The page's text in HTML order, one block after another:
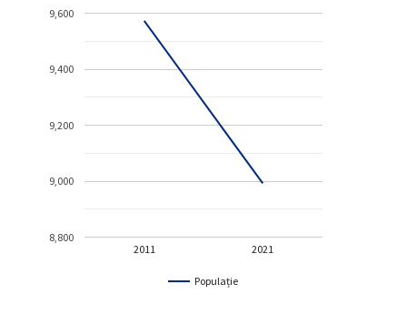
Populație
2011 2021
8,800
9,000
9,200
9,400
9,600